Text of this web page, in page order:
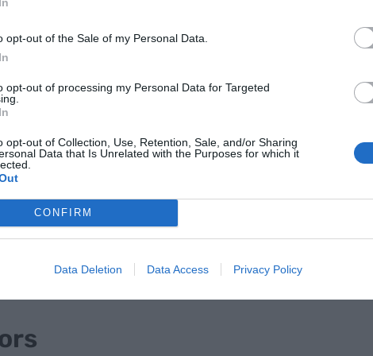
opt-out of the Sale of my Personal Data.
opt-out of processing my Personal Data for Targeted
opt-out of Collection, Use, Retention, Sale, and/or Sharing
Data that Is Unrelated with the Purposes for which it
CONFIRM
Data Deletion Data Access Privacy Policy
"lent però progressiu deteriorament del mercat
la reforma laboral, aquest segon trimestre ha
de treball, recuperant la xifra de més de
creixement positiu s'explica per
de Llobregat, que ha registrat 17.767 contractes
del 65%). En canvi, hi ha una vintena de
i Sant Joan Despí, on els nous